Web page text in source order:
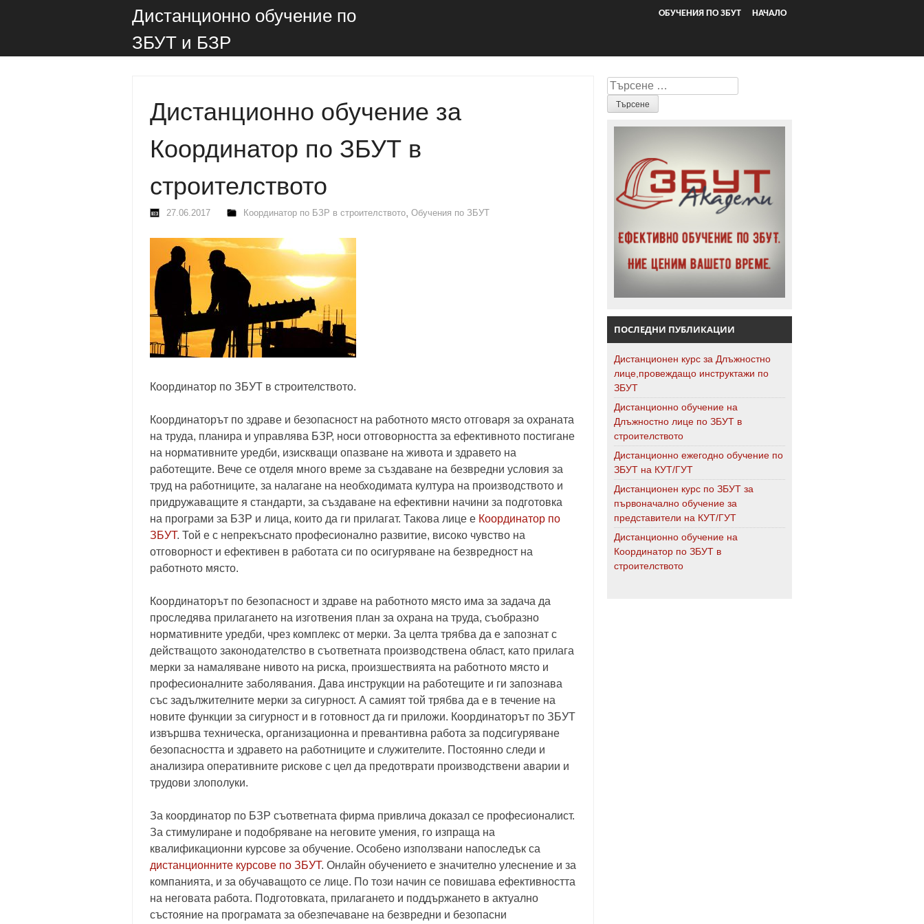
Дистанционно обучение по
ЗБУТ и БЗР
НАЧАЛО
ОБУЧЕНИЯ ПО ЗБУТ
Дистанционно обучение за
Координатор по ЗБУТ в
строителството
27.06.2017 Координатор по БЗР в строителството, Обучения по ЗБУТ
Координатор по ЗБУТ в строителството.
Координаторът по здраве и безопасност на работното място отговаря за охраната
на труда, планира и управлява БЗР, носи отговорността за ефективното постигане
на нормативните уредби, изискващи опазване на живота и здравето на
работещите. Вече се отделя много време за създаване на безвредни условия за
труд на работниците, за налагане на необходимата култура на производството и
придружаващите я стандарти, за създаване на ефективни начини за подготовка
на програми за БЗР и лица, които да ги прилагат. Такова лице е Координатор по
ЗБУТ. Той е с непрекъснато професионално развитие, високо чувство на
отговорност и ефективен в работата си по осигуряване на безвредност на
работното място.
Координаторът по безопасност и здраве на работното място има за задача да
проследява прилагането на изготвения план за охрана на труда, съобразно
нормативните уредби, чрез комплекс от мерки. За целта трябва да е запознат с
действащото законодателство в съответната производствена област, като прилага
мерки за намаляване нивото на риска, произшествията на работното място и
професионалните заболявания. Дава инструкции на работещите и ги запознава
със задължителните мерки за сигурност. А самият той трябва да е в течение на
новите функции за сигурност и в готовност да ги приложи. Координаторът по ЗБУТ
извършва техническа, организационна и превантивна работа за подсигуряване
безопасността и здравето на работниците и служителите. Постоянно следи и
анализира оперативните рискове с цел да предотврати производствени аварии и
трудови злополуки.
За координатор по БЗР съответната фирма привлича доказал се професионалист.
За стимулиране и подобряване на неговите умения, го изпраща на
квалификационни курсове за обучение. Особено използвани напоследък са
дистанционните курсове по ЗБУТ. Онлайн обучението е значително улеснение и за
компанията, и за обучаващото се лице. По този начин се повишава ефективността
на неговата работа. Подготовката, прилагането и поддържането в актуално
състояние на програмата за обезпечаване на безвредни и безопасни
Търсене
ПОСЛЕДНИ ПУБЛИКАЦИИ
Дистанционен курс за Длъжностно
лице,провеждащо инструктажи по
ЗБУТ
Дистанционно обучение на
Длъжностно лице по ЗБУТ в
строителството
Дистанционно ежегодно обучение по
ЗБУТ на КУТ/ГУТ
Дистанционен курс по ЗБУТ за
първоначално обучение за
представители на КУТ/ГУТ
Дистанционно обучение на
Координатор по ЗБУТ в
строителството